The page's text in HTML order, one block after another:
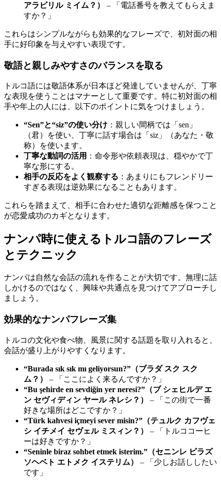
アラビリル ミイム？）
– 「電話番号を教えてもらえま
すか？」
これらはシンプルながらも効果的なフレーズで、初対面の相
手に好印象を与えやすい表現です。
敬語と親しみやすさのバランスを取る
トルコ語には敬語体系が日本ほど発達していませんが、丁寧
な表現を使うことはマナーとして重要です。特に初対面の相
手や年上の人には、以下のポイントに気をつけましょう。
“Sen”と“siz”の使い分け ：親しい間柄では「sen」
（君）を使い、丁寧に話す場合は「siz」（あなた・敬
称）を使います。
丁寧な動詞の活用 ：命令形や依頼表現は、穏やかで丁
寧な形にする。
相手の反応をよく観察する ：あまりにもフレンドリー
すぎる表現は逆効果になることもあります。
これらを踏まえて、相手に合わせた適切な距離感を保つこと
が恋愛成功のカギとなります。
ナンパ時に使えるトルコ語のフレーズ
とテクニック
ナンパは自然な会話の流れを作ることが大切です。無理に話
しかけるのではなく、興味や共通点を見つけてアプローチし
ましょう。
効果的なナンパフレーズ集
トルコの文化や食べ物、風景に関する話題を取り入れると、
会話が盛り上がりやすくなります。
“Burada sık sık mı geliyorsun?”（ブラダ スク スク
ム？）
– 「ここによく来るんですか？」
“Bu şehirde en sevdiğin yer neresi?”（ブ シェヒルデ エ
ン セヴィディン ヤール ネレシ？）
– 「この街で一番
好きな場所はどこですか？」
“Türk kahvesi içmeyi sever misin?”（テュルク カフヴェ
シ イチメイ セヴェル ミスィン？）
– 「トルココーヒ
ーは好きですか？」
“Seninle biraz sohbet etmek isterim.”（セニンレ ビラズ
ソヘベト エトメク イステリム）
– 「少しお話ししたい
です」